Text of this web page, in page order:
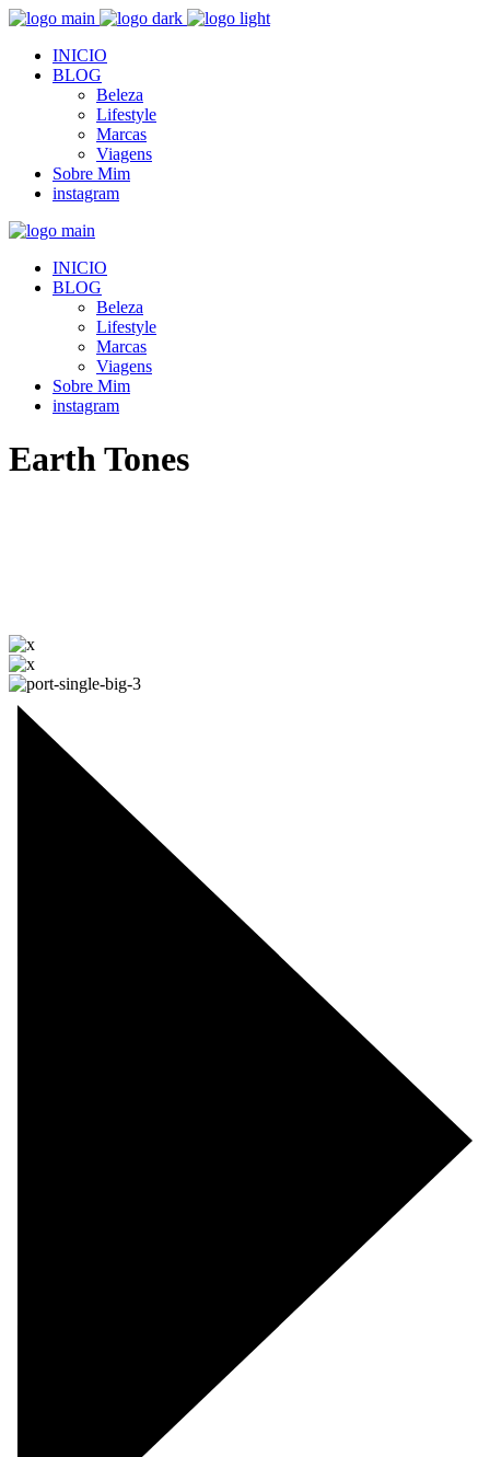
INICIO
BLOG
Beleza
Lifestyle
Marcas
Viagens
Sobre Mim
instagram
INICIO
BLOG
Beleza
Lifestyle
Marcas
Viagens
Sobre Mim
instagram
Earth Tones